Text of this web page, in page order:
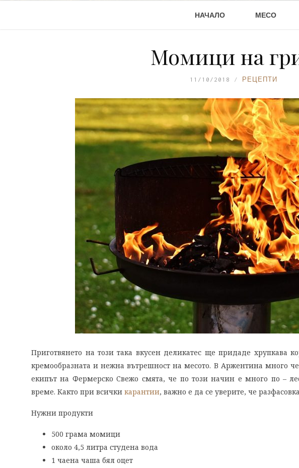
НАЧАЛО МЕСО
Момици на
11/10/2018 РЕЦЕПТИ
Приготвянето на този така вкусен деликатес ще придаде хрупкава
кремообразната и нежна вътрешност на месото. В Аржентина много
екипът на Фермерско Свежо смята, че по този начин е много по –
време. Както при всички карантии, важно е да се уверите, че
Нужни продукти
500 грама момици
oколо 4,5 литра студена вода
1 чаена чаша бял оцет